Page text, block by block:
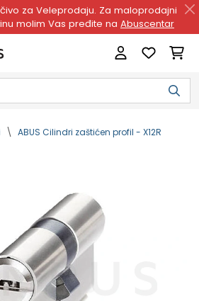
za Veleprodaju. Za maloprodajni
molim Vas pređite na Abuscentar
ABUS Cilindri zaštićen profil - X12R